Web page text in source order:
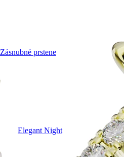
Zásnubné prstene
Elegant Night